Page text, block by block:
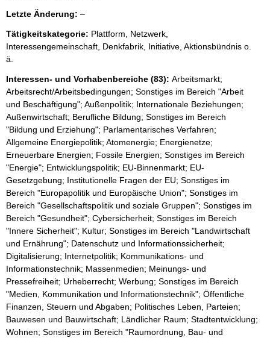
g
r
H
i
w
e
i
s
:
Letzte Änderung: –l
e
r
Tätigkeitskategorie: Plattform, Netzwerk,
Interessengemeinschaft, Denkfabrik, Initiative, Aktionsbündnis o.
ä.
Interessen- und Vorhabenbereiche (83): Arbeitsmarkt;
Arbeitsrecht/Arbeitsbedingungen; Sonstiges im Bereich "Arbeit
und Beschäftigung"; Außenpolitik; Internationale Beziehungen;
Außenwirtschaft; Berufliche Bildung; Sonstiges im Bereich
"Bildung und Erziehung"; Parlamentarisches Verfahren;
Allgemeine Energiepolitik; Atomenergie; Energienetze;
Erneuerbare Energien; Fossile Energien; Sonstiges im Bereich
"Energie"; Entwicklungspolitik; EU-Binnenmarkt; EU-
Gesetzgebung; Institutionelle Fragen der EU; Sonstiges im
Bereich "Europapolitik und Europäische Union"; Sonstiges im
Bereich "Gesellschaftspolitik und soziale Gruppen"; Sonstiges im
Bereich "Gesundheit"; Cybersicherheit; Sonstiges im Bereich
"Innere Sicherheit"; Kultur; Sonstiges im Bereich "Landwirtschaft
und Ernährung"; Datenschutz und Informationssicherheit;
Digitalisierung; Internetpolitik; Kommunikations- und
Informationstechnik; Massenmedien; Meinungs- und
Pressefreiheit; Urheberrecht; Werbung; Sonstiges im Bereich
"Medien, Kommunikation und Informationstechnik"; Öffentliche
Finanzen, Steuern und Abgaben; Politisches Leben, Parteien;
Bauwesen und Bauwirtschaft; Ländlicher Raum; Stadtentwicklung;
Wohnen; Sonstiges im Bereich "Raumordnung, Bau- und